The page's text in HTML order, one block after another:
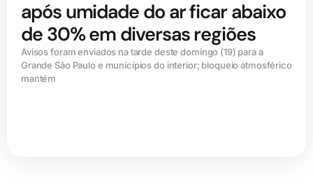
após umidade do ar ficar abaixo
de 30% em diversas regiões
Avisos foram enviados na tarde deste domingo (19) para a
Grande São Paulo e municípios do interior; bloqueio atmosférico
mantém